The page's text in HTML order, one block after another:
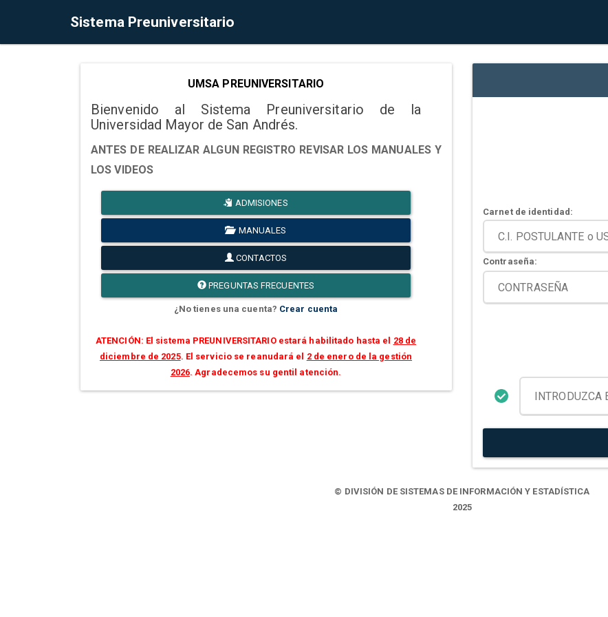
Sistema Preuniversitario
UMSA PREUNIVERSITARIO
Bienvenido al Sistema Preuniversitario de la
Universidad Mayor de San Andrés.
ANTES DE REALIZAR ALGUN REGISTRO REVISAR LOS MANUALES Y
LOS VIDEOS
ADMISIONES
MANUALES
CONTACTOS
PREGUNTAS FRECUENTES
¿No tienes una cuenta? Crear cuenta
ATENCIÓN: El sistema PREUNIVERSITARIO estará habilitado hasta el 28 de
diciembre de 2025. El servicio se reanudará el 2 de enero de la gestión
2026. Agradecemos su gentil atención.
Carnet de identidad:
Contraseña:
© DIVISIÓN DE SISTEMAS DE INFORMACIÓN Y ESTADÍSTICA
2025